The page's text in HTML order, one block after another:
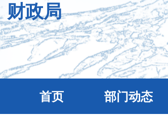
财政局
首页 部门动态